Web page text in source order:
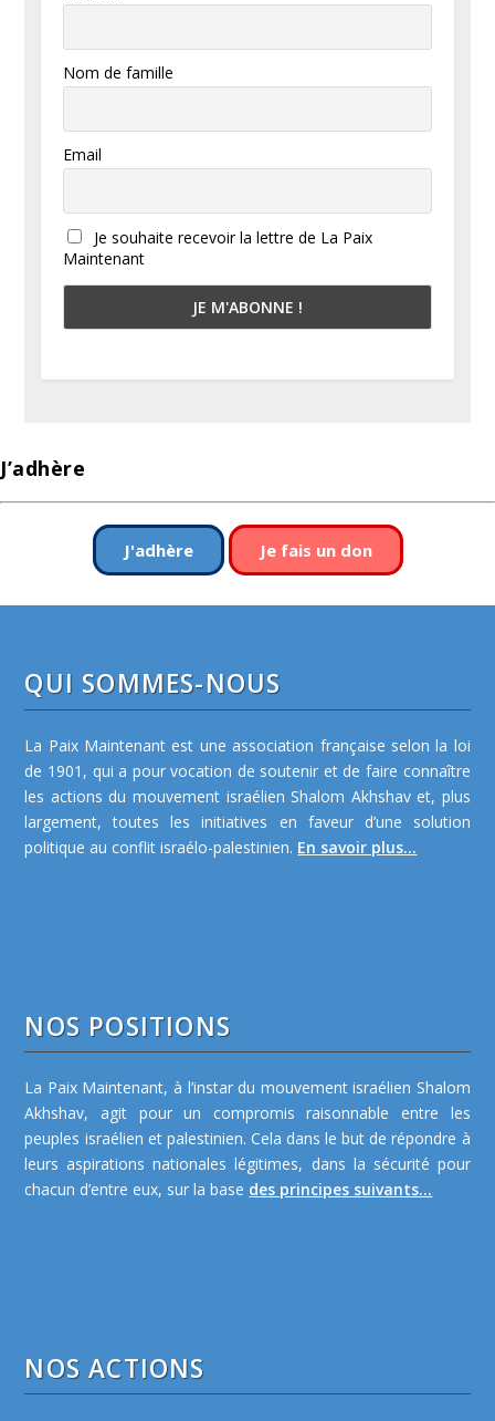
Nom de famille
Email
Je souhaite recevoir la lettre de La Paix
Maintenant
J’adhère
J'adhère Je fais un don
QUI SOMMES-NOUS
La Paix Maintenant est une association française selon la loi
de 1901, qui a pour vocation de soutenir et de faire connaître
les actions du mouvement israélien Shalom Akhshav et, plus
largement, toutes les initiatives en faveur d’une solution
politique au conflit israélo-palestinien. En savoir plus...
NOS POSITIONS
La Paix Maintenant, à l’instar du mouvement israélien Shalom
Akhshav, agit pour un compromis raisonnable entre les
peuples israélien et palestinien. Cela dans le but de répondre à
leurs aspirations nationales légitimes, dans la sécurité pour
chacun d’entre eux, sur la base des principes suivants...
NOS ACTIONS